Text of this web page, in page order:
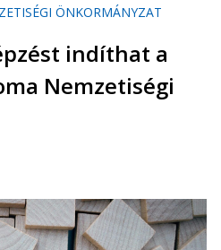
ÖNKORMÁNYZAT
indíthat a
Nemzetiségi